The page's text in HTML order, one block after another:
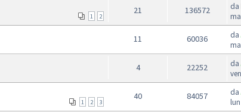
1 2
21 136572 da
11 60036 da
4 22252 da
1 2 3
40 84057 da